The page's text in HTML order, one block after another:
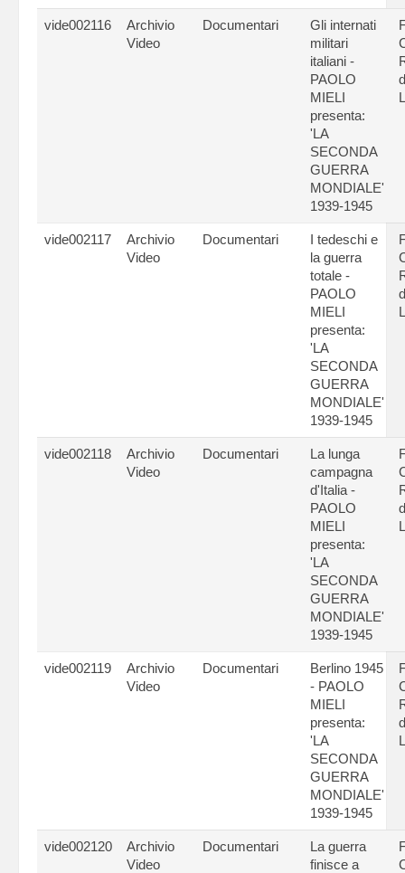
vide002116
Archivio
Video
Documentari
Gli internati
militari
italiani -
PAOLO
MIELI
presenta:
'LA
SECONDA
GUERRA
MONDIALE'
1939-1945
vide002117
Archivio
Video
Documentari
I tedeschi e
la guerra
totale -
PAOLO
MIELI
presenta:
'LA
SECONDA
GUERRA
MONDIALE'
1939-1945
vide002118
Archivio
Video
Documentari
La lunga
campagna
d'Italia -
PAOLO
MIELI
presenta:
'LA
SECONDA
GUERRA
MONDIALE'
1939-1945
vide002119
Archivio
Video
Documentari
Berlino 1945
- PAOLO
MIELI
presenta:
'LA
SECONDA
GUERRA
MONDIALE'
1939-1945
vide002120
Archivio
Video
Documentari
La guerra
finisce a